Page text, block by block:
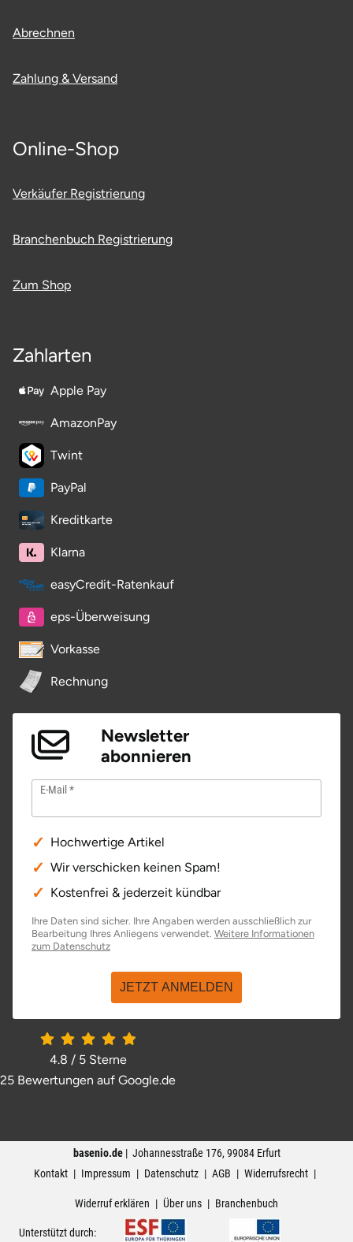
Abrechnen
Zahlung & Versand
Online-Shop
Verkäufer Registrierung
Branchenbuch Registrierung
Zum Shop
Zahlarten
Apple Pay
AmazonPay
Twint
PayPal
Kreditkarte
Klarna
easyCredit-Ratenkauf
eps-Überweisung
Vorkasse
Rechnung
Newsletter
abonnieren
E-Mail
Hochwertige Artikel
Wir verschicken keinen Spam!
Kostenfrei & jederzeit kündbar
Ihre Daten sind sicher. Ihre Angaben werden ausschließlich zur
Bearbeitung Ihres Anliegens verwendet. Weitere Informationen
zum Datenschutzöffnet in neuem Fenster
JETZT ANMELDEN
4.8 / 5Sterne
25 Bewertungen auf Google.de
basenio.de| Johannesstraße 176, 99084 Erfurt
Kontakt
Impressum Datenschutz AGB Widerrufsrecht
Widerruf erklären Über uns Branchenbuch
Unterstützt durch: